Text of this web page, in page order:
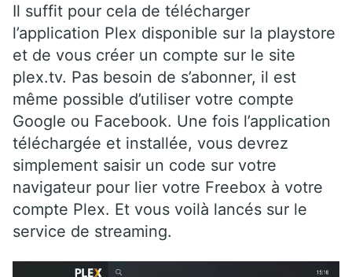
Il suffit pour cela de télécharger
l’application Plex disponible sur la playstore
et de vous créer un compte sur le site
plex.tv. Pas besoin de s’abonner, il est
même possible d’utiliser votre compte
Google ou Facebook. Une fois l’application
téléchargée et installée, vous devrez
simplement saisir un code sur votre
navigateur pour lier votre Freebox à votre
compte Plex. Et vous voilà lancés sur le
service de streaming.